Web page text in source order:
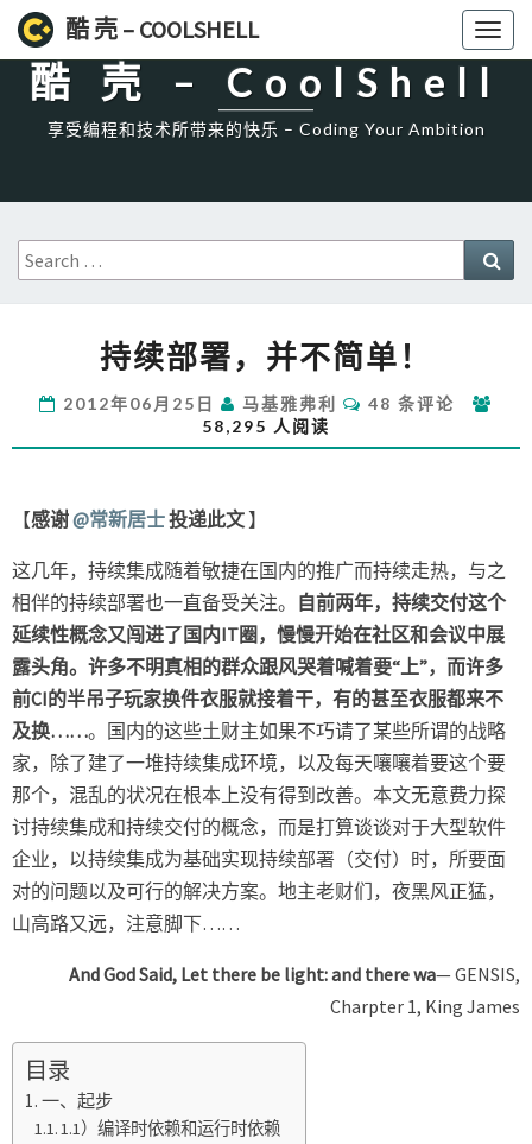
酷 壳 – COOLSHELL
High一下!
酷 壳 – CoolShell
享受编程和技术所带来的快乐 – Coding Your Ambition
Search
for:
续
署，
并
持续部署，并不简单！
2012年06月25日 马基雅弗利
评
论
48 条评论
58,295 人阅读
【感谢@常新居士投递此文】
这几年，持续集成随着敏捷在国内的推广而持续走热，与之
相伴的持续部署也一直备受关注。 自前两年，持续交付这个
延续性概念又闯进了国内IT圈，慢慢开始在社区和会议中展
露头角。许多不明真相的群众跟风哭着喊着要“上”，而许多
前CI的半吊子玩家换件衣服就接着干，有的甚至衣服都来不
及换……。国内的这些土财主如果不巧请了某些所谓的战略
家，除了建了一堆持续集成环境，以及每天嚷嚷着要这个要
那个，混乱的状况在根本上没有得到改善。本文无意费力探
讨持续集成和持续交付的概念，而是打算谈谈对于大型软件
企业，以持续集成为基础实现持续部署（交付）时，所要面
对的问题以及可行的解决方案。地主老财们，夜黑风正猛，
山高路又远，注意脚下……
And God Said, Let there be light: and there wa— GENSIS,
Charpter 1, King James
目录
一、起步
1.1）编译时依赖和运行时依赖